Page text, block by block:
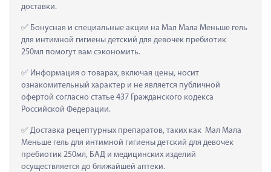
доставки.
Бонусная и специальные акции на Мал Мала Меньше гель
для интимной гигиены детский для девочек пребиотик
250мл помогут вам сэкономить.
Информация о товарах, включая цены, носит
ознакомительный характер и не является публичной
офертой согласно статье 437 Гражданского кодекса
Российской Федерации.
Доставка рецептурных препаратов, таких как  Мал Мала
Меньше гель для интимной гигиены детский для девочек
пребиотик 250мл, БАД и медицинских изделий
осуществляется до ближайшей аптеки.